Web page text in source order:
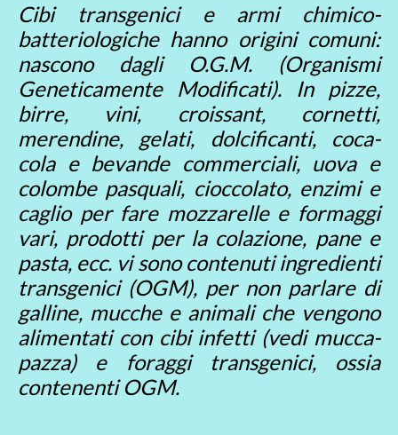
Cibi transgenici e armi chimico-
batteriologiche hanno origini comuni:
nascono dagli O.G.M. (Organismi
Geneticamente Modificati). In pizze,
birre, vini, croissant, cornetti,
merendine, gelati, dolcificanti, coca-
cola e bevande commerciali, uova e
colombe pasquali, cioccolato, enzimi e
caglio per fare mozzarelle e formaggi
vari, prodotti per la colazione, pane e
pasta, ecc. vi sono contenuti ingredienti
transgenici (OGM), per non parlare di
galline, mucche e animali che vengono
alimentati con cibi infetti (vedi mucca-
pazza) e foraggi transgenici, ossia
contenenti OGM.